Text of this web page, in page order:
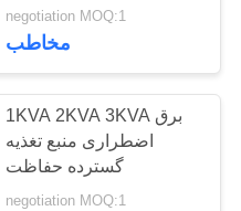
کنترل
37
negotiation MOQ:1
مخاطب
1KVA 2KVA 3KVA برق
اضطراری منبع تغذیه
گسترده حفاظت
negotiation MOQ:1